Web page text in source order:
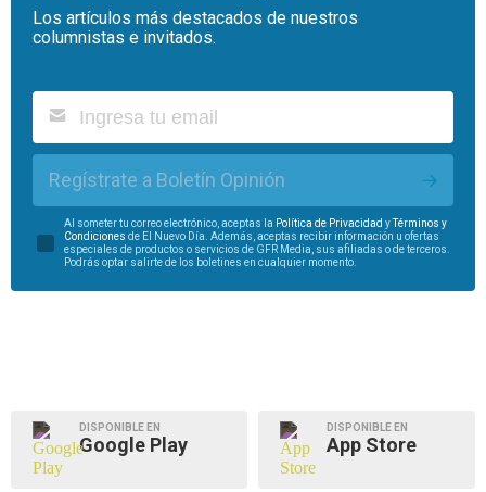
Los artículos más destacados de nuestros
columnistas e invitados.
Regístrate a Boletín Opinión
Al someter tu correo electrónico, aceptas la Política de Privacidad yTérminos y
Condiciones de El Nuevo Día. Además, aceptas recibir información u ofertas
especiales de productos o servicios de GFR Media, sus afiliadas o de terceros.
Podrás optar salirte de los boletines en cualquier momento.
DISPONIBLE EN
Google Play
DISPONIBLE EN
App Store